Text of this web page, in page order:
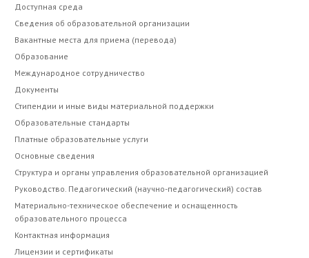
Доступная среда
Сведения об образовательной организации
Вакантные места для приема (перевода)
Образование
Международное сотрудничество
Документы
Стипендии и иные виды материальной поддержки
Образовательные стандарты
Платные образовательные услуги
Основные сведения
Структура и органы управления образовательной организацией
Руководство. Педагогический (научно-педагогический) состав
Материально-техническое обеспечение и оснащенность
образовательного процесса
Контактная информация
Лицензии и сертификаты